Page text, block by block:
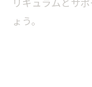
ょう。